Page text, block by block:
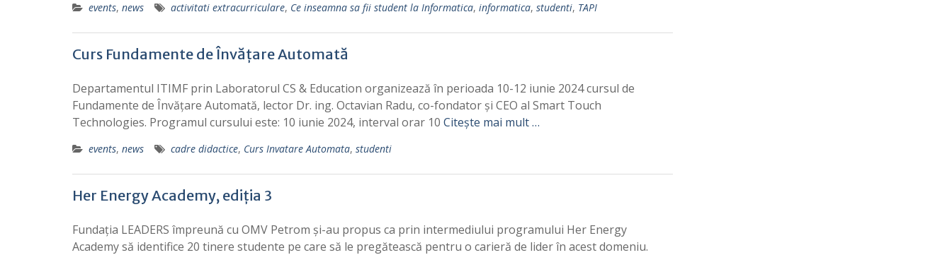
events, news activitati extracurriculare, Ce inseamna sa fii student la Informatica, informatica, studenti, TAPI
Curs Fundamente de Învățare Automată
Departamentul ITIMF prin Laboratorul CS & Education organizează în perioada 10-12 iunie 2024 cursul de
Fundamente de Învățare Automată, lector Dr. ing. Octavian Radu, co-fondator și CEO al Smart Touch
Technologies. Programul cursului este: 10 iunie 2024, interval orar 10 Citește mai mult …
events, news cadre didactice, Curs Invatare Automata, studenti
Her Energy Academy, ediția 3
Fundația LEADERS împreună cu OMV Petrom și-au propus ca prin intermediului programului Her Energy
Academy să identifice 20 tinere studente pe care să le pregătească pentru o carieră de lider în acest domeniu.